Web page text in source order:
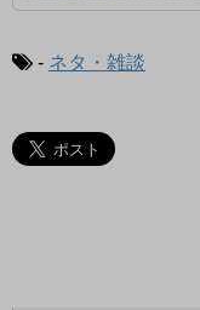
- ネタ・雑談